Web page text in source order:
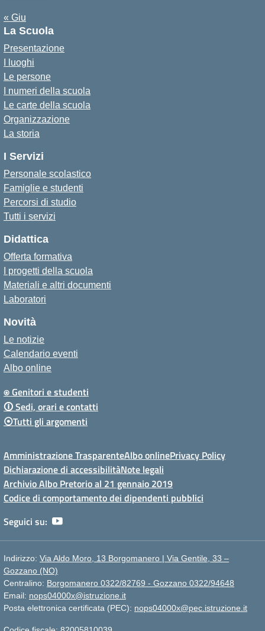
« Giu
La Scuola
Presentazione
I luoghi
Le persone
I numeri della scuola
Le carte della scuola
Organizzazione
La storia
I Servizi
Personale scolastico
Famiglie e studenti
Percorsi di studio
Tutti i servizi
Didattica
Offerta formativa
I progetti della scuola
Materiali e altri documenti
Laboratori
Novità
Le notizie
Calendario eventi
Albo online
⍟ Genitori e studenti
🛈 Sedi, orari e contatti
⦿Tutti gli argomenti
Amministrazione TrasparenteAlbo onlinePrivacy Policy
Dichiarazione di accessibilitàNote legali
Archivio Albo Pretorio al 21 gennaio 2019
Codice di comportamento dei dipendenti pubblici
Seguici su:
Indirizzo: Via Aldo Moro, 13 Borgomanero | Via Gentile, 33 –
Gozzano (NO)
Centralino: Borgomanero 0322/82769 - Gozzano 0322/94648
Email: nops04000x@istruzione.it
Posta elettronica certificata (PEC): nops04000x@pec.istruzione.it